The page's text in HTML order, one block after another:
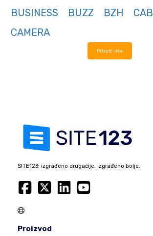
BUSINESS
BUZZ BZH CAB
CAMERA
Prikaži više
SITE123: izgrađeno drugačije, izgrađeno bolje.
Proizvod